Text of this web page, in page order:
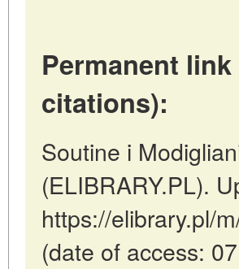
Permanent
citations):
Soutine i
(ELIBRARY.PL).
https://elibrary.pl/
(date of access: